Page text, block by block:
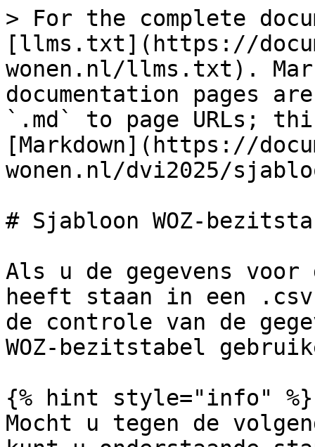
> For the complete
[llms.txt](https://
wonen.nl/llms.txt).
documentation pages
`.md` to page URLs;
[Markdown](https://
wonen.nl/dvi2025/
# Sjabloon WOZ-
Als u de gegevens
heeft staan in een
de controle van de
WOZ-bezitstabel
{% hint style="info" %}
Mocht u tegen de